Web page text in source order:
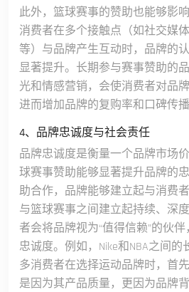
此外，篮球赛事的赞助也能够影
消费者在多个接触点（如社交媒
等）与品牌产生互动时，品牌的
显著提升。长期参与赛事赞助的
光和情感营销，会使消费者对品
进而增加品牌的复购率和口碑传播
4、品牌忠诚度与社会责任
品牌忠诚度是衡量一个品牌市场
球赛事赞助能够显著提升品牌的
助合作，品牌能够建立起与消费
与篮球赛事之间建立起持续、深
者会将品牌视为“值得信赖”的伙
忠诚度。例如，Nike和NBA之间
多消费者在选择运动品牌时，首
是因为其产品质量，更因为品牌